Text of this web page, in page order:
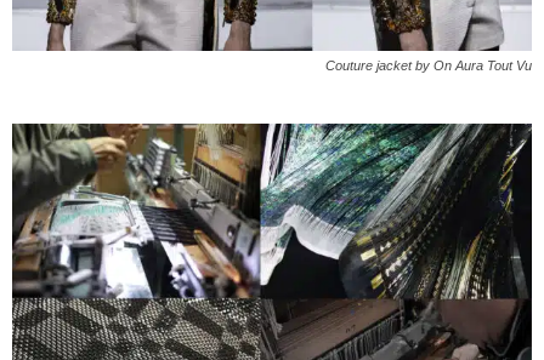
Couture jacket by On Aura Tout Vu